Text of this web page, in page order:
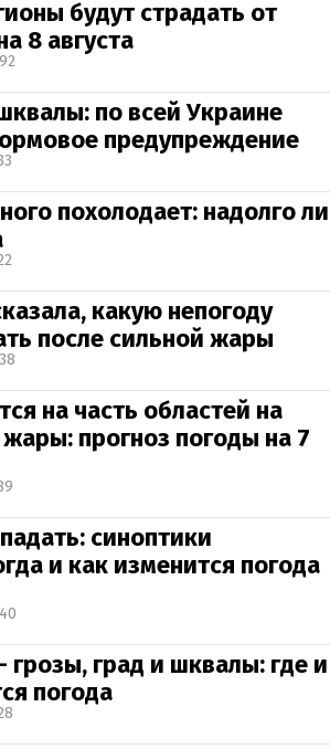
будут страдать от
8 августа
по всей Украине
предупреждение
похолодает: надолго ли
какую непогоду
после сильной жары
на часть областей на
прогноз погоды на 7
синоптики
и как изменится погода
град и шквалы: где и
погода